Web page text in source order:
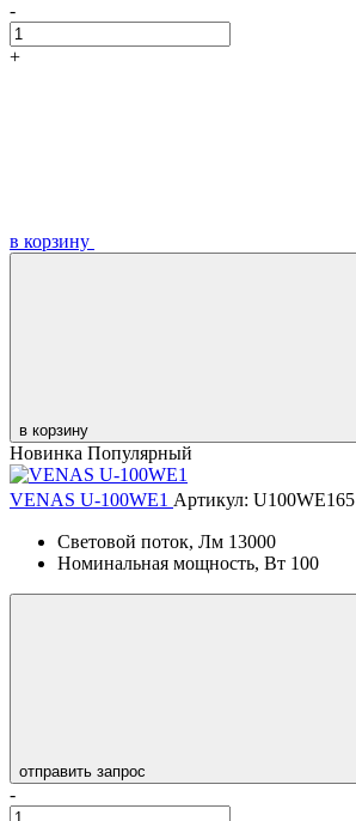
-
+
в корзину
в корзину
Новинка Популярный
VENAS U-100WE1 Артикул: U100WE165
Световой поток, Лм 13000
Номинальная мощность, Вт 100
отправить запрос
-